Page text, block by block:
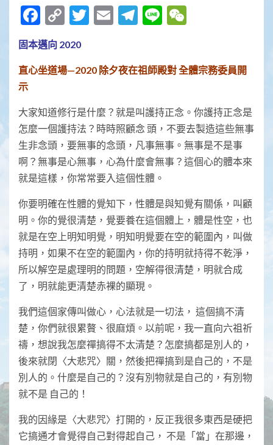
Facebook
Copy
Link
Twitter
EmailTelegram
Line
固本邁向 2020
直心坐道場—2020 除夕夜在祖師殿對 全體宗務委員開
示
大家知道修行是什麼？就是叫護持正念。你護持正念是
怎麼一個護持法？時時照顧念 頭，不要去製造這些無事
生非念頭，要無事的念頭，凡事無事。無事是不是事
啊？無事是心無事，心為什麼會無事？這個心的體本來
就是這樣，你常常要入這個性體。
你要明確在性體的覺知下，性體是與知覺有關係，叫顧
明。你的覺很清楚，覺要養在這個體上，體是性空，也
就是在空上明知明覺，明知明覺要在空的範圍內，叫做
持明，如果不在空的範圍內，你的持明就持得不乾淨，
所以解空是處理明的問題，空解得很清楚，明就合成
了，明就能更清楚赤裸的顯現。
我們這個家傳叫做心，心法就是一切法， 這個搞不清
楚，你們就很累贅、很麻煩。以前呢，我一直向六祖祈
禱，想說我怎麼禪搞得不太清楚？怎麼搞都是別人的，
後來就閉〈大悲咒〉關，然後把禪搞到是自己的，不是
別人的。什麼是自己的？沒有別物就是自己的，有別物
就不是 自己的！
我的因緣是〈大悲咒〉打開的，反正我很多東西是硬把
它搞通才會覺得自己對得起自己， 不是「當」在那邊，